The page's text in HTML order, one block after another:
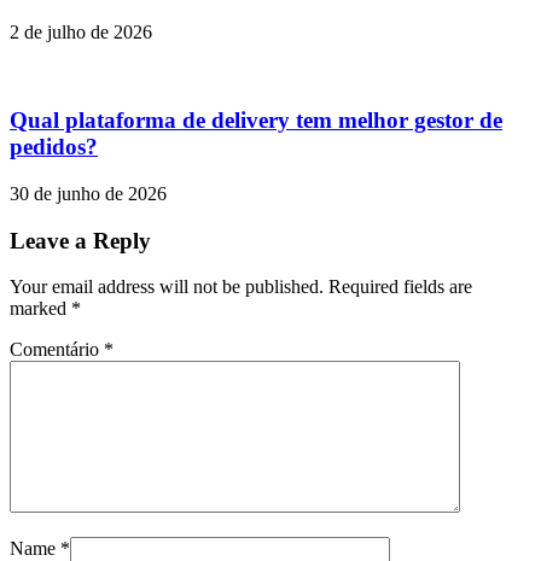
2 de julho de 2026
Qual plataforma de delivery tem melhor gestor de
pedidos?
30 de junho de 2026
Leave a Reply
Your email address will not be published. Required fields are
marked *
Comentário *
Name *